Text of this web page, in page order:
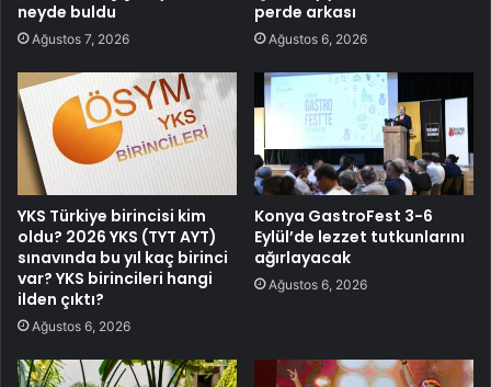
neyde buldu
Ağustos 7, 2026
perde arkası
Ağustos 6, 2026
YKS Türkiye birincisi kim
oldu? 2026 YKS (TYT AYT)
sınavında bu yıl kaç birinci
var? YKS birincileri hangi
ilden çıktı?
Ağustos 6, 2026
Konya GastroFest 3-6
Eylül’de lezzet tutkunlarını
ağırlayacak
Ağustos 6, 2026